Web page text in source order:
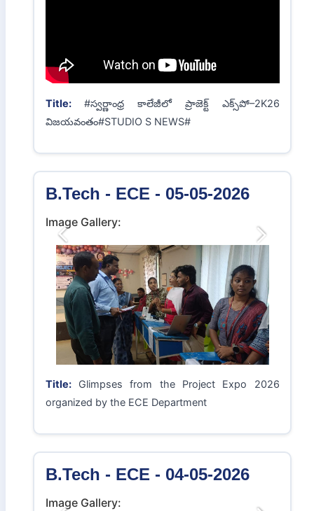
Title:#స్వర్ణాంధ్ర కాలేజీలో ప్రాజెక్ట్ ఎక్స్‌పో–2K26
విజయవంతం#STUDIO S NEWS#
B.Tech - ECE - 05-05-2026
Image Gallery:
Previous Next
Title:Glimpses from the Project Expo 2026
organized by the ECE Department
B.Tech - ECE - 04-05-2026
Image Gallery: